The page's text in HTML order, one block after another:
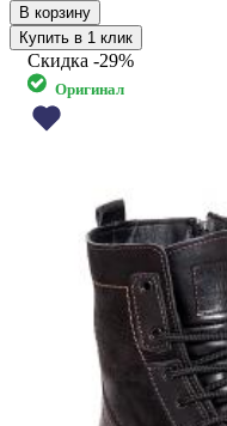
Купить в 1 клик
Скидка -29%
Оригинал